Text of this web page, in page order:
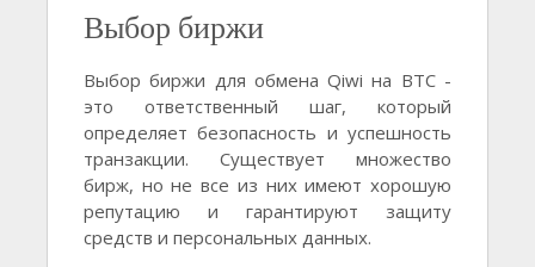
Выбор биржи
Выбор биржи для обмена Qiwi на BTC -
это ответственный шаг, который
определяет безопасность и успешность
транзакции. Существует множество
бирж, но не все из них имеют хорошую
репутацию и гарантируют защиту
средств и персональных данных.